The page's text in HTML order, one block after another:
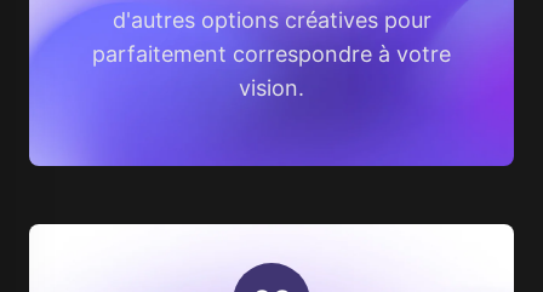
d'autres options créatives pour
parfaitement correspondre à votre
vision.